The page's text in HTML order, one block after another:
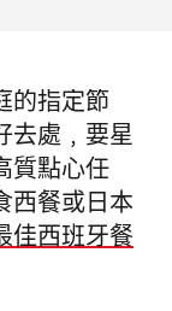
的指定節
去處﹐要星
質點心任
西餐或日本
佳西班牙餐